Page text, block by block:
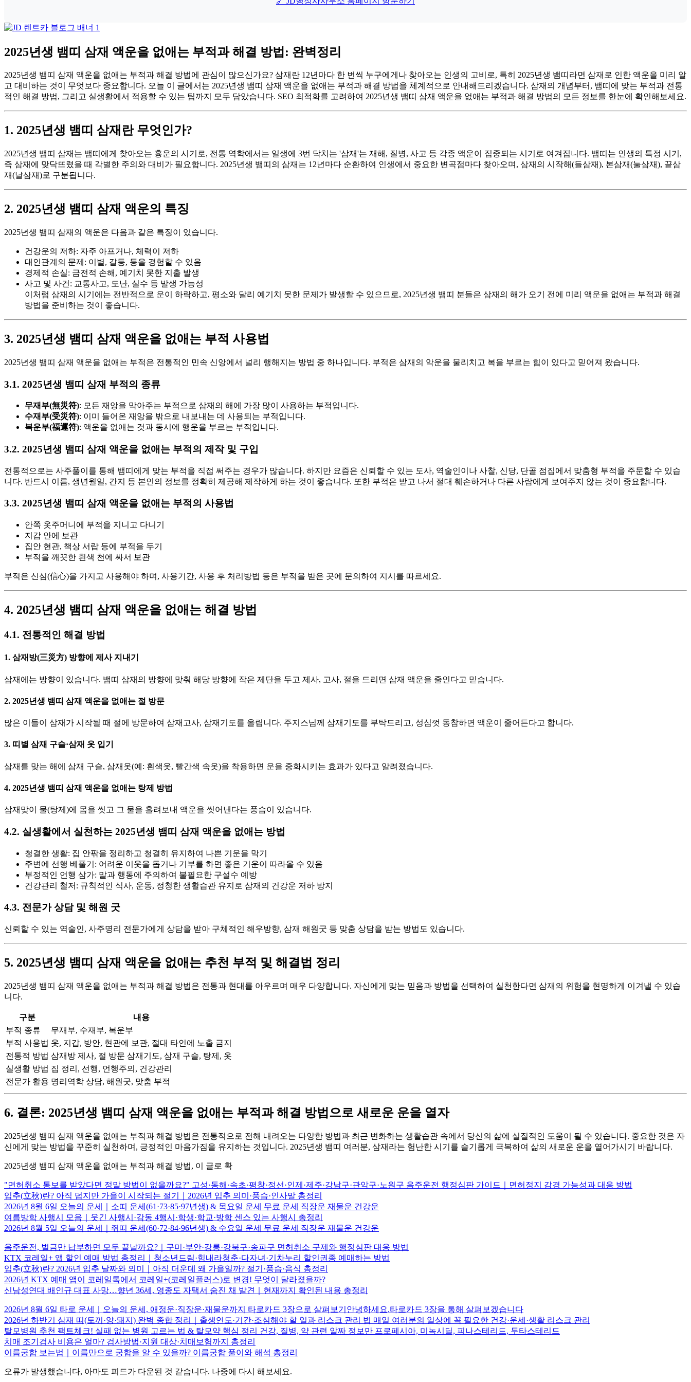
2025년생 뱀띠 삼재 액운을 없애는 부적과 해결 방법: 완벽정리
2025년생 뱀띠 삼재 액운을 없애는 부적과 해결 방법에 관심이 많으신가요? 삼재란 12년마다 한 번씩 누구에게나 찾아오는 인생의 고비로, 특히 2025년생 뱀띠라면 삼재로 인한 액운을 미리 알
고 대비하는 것이 무엇보다 중요합니다. 오늘 이 글에서는 2025년생 뱀띠 삼재 액운을 없애는 부적과 해결 방법을 체계적으로 안내해드리겠습니다. 삼재의 개념부터, 뱀띠에 맞는 부적과 전통
적인 해결 방법, 그리고 실생활에서 적용할 수 있는 팁까지 모두 담았습니다. SEO 최적화를 고려하여 2025년생 뱀띠 삼재 액운을 없애는 부적과 해결 방법의 모든 정보를 한눈에 확인해보세요.
1. 2025년생 뱀띠 삼재란 무엇인가?
2025년생 뱀띠 삼재는 뱀띠에게 찾아오는 흉운의 시기로, 전통 역학에서는 일생에 3번 닥치는 '삼재'는 재해, 질병, 사고 등 각종 액운이 집중되는 시기로 여겨집니다. 뱀띠는 인생의 특정 시기,
즉 삼재에 맞닥뜨렸을 때 각별한 주의와 대비가 필요합니다. 2025년생 뱀띠의 삼재는 12년마다 순환하여 인생에서 중요한 변곡점마다 찾아오며, 삼재의 시작해(들삼재), 본삼재(눌삼재), 끝삼
재(날삼재)로 구분됩니다.
2. 2025년생 뱀띠 삼재 액운의 특징
2025년생 뱀띠 삼재의 액운은 다음과 같은 특징이 있습니다.
건강운의 저하: 자주 아프거나, 체력이 저하
대인관계의 문제: 이별, 갈등, 등을 경험할 수 있음
경제적 손실: 금전적 손해, 예기치 못한 지출 발생
사고 및 사건: 교통사고, 도난, 실수 등 발생 가능성
이처럼 삼재의 시기에는 전반적으로 운이 하락하고, 평소와 달리 예기치 못한 문제가 발생할 수 있으므로, 2025년생 뱀띠 분들은 삼재의 해가 오기 전에 미리 액운을 없애는 부적과 해결
방법을 준비하는 것이 좋습니다.
3. 2025년생 뱀띠 삼재 액운을 없애는 부적 사용법
2025년생 뱀띠 삼재 액운을 없애는 부적은 전통적인 민속 신앙에서 널리 행해지는 방법 중 하나입니다. 부적은 삼재의 악운을 물리치고 복을 부르는 힘이 있다고 믿어져 왔습니다.
3.1. 2025년생 뱀띠 삼재 부적의 종류
무재부(無災符): 모든 재앙을 막아주는 부적으로 삼재의 해에 가장 많이 사용하는 부적입니다.
수재부(受災符): 이미 들어온 재앙을 밖으로 내보내는 데 사용되는 부적입니다.
복운부(福運符): 액운을 없애는 것과 동시에 행운을 부르는 부적입니다.
3.2. 2025년생 뱀띠 삼재 액운을 없애는 부적의 제작 및 구입
전통적으로는 사주풀이를 통해 뱀띠에게 맞는 부적을 직접 써주는 경우가 많습니다. 하지만 요즘은 신뢰할 수 있는 도사, 역술인이나 사찰, 신당, 단골 점집에서 맞춤형 부적을 주문할 수 있습
니다. 반드시 이름, 생년월일, 간지 등 본인의 정보를 정확히 제공해 제작하게 하는 것이 좋습니다. 또한 부적은 받고 나서 절대 훼손하거나 다른 사람에게 보여주지 않는 것이 중요합니다.
3.3. 2025년생 뱀띠 삼재 액운을 없애는 부적의 사용법
안쪽 옷주머니에 부적을 지니고 다니기
지갑 안에 보관
집안 현관, 책상 서랍 등에 부적을 두기
부적을 깨끗한 흰색 천에 싸서 보관
부적은 신심(信心)을 가지고 사용해야 하며, 사용기간, 사용 후 처리방법 등은 부적을 받은 곳에 문의하여 지시를 따르세요.
4. 2025년생 뱀띠 삼재 액운을 없애는 해결 방법
4.1. 전통적인 해결 방법
1. 삼재방(三災方) 방향에 제사 지내기
삼재에는 방향이 있습니다. 뱀띠 삼재의 방향에 맞춰 해당 방향에 작은 제단을 두고 제사, 고사, 절을 드리면 삼재 액운을 줄인다고 믿습니다.
2. 2025년생 뱀띠 삼재 액운을 없애는 절 방문
많은 이들이 삼재가 시작될 때 절에 방문하여 삼재고사, 삼재기도를 올립니다. 주지스님께 삼재기도를 부탁드리고, 성심껏 동참하면 액운이 줄어든다고 합니다.
3. 띠별 삼재 구슬·삼재 옷 입기
삼재를 맞는 해에 삼재 구슬, 삼재옷(예: 흰색옷, 빨간색 속옷)을 착용하면 운을 중화시키는 효과가 있다고 알려졌습니다.
4. 2025년생 뱀띠 삼재 액운을 없애는 탕제 방법
삼재맞이 물(탕제)에 몸을 씻고 그 물을 흘려보내 액운을 씻어낸다는 풍습이 있습니다.
4.2. 실생활에서 실천하는 2025년생 뱀띠 삼재 액운을 없애는 방법
청결한 생활: 집 안팎을 정리하고 청결히 유지하여 나쁜 기운을 막기
주변에 선행 베풀기: 어려운 이웃을 돕거나 기부를 하면 좋은 기운이 따라올 수 있음
부정적인 언행 삼가: 말과 행동에 주의하여 불필요한 구설수 예방
건강관리 철저: 규칙적인 식사, 운동, 정청한 생활습관 유지로 삼재의 건강운 저하 방지
4.3. 전문가 상담 및 해원 굿
신뢰할 수 있는 역술인, 사주명리 전문가에게 상담을 받아 구체적인 해우방향, 삼재 해원굿 등 맞춤 상담을 받는 방법도 있습니다.
5. 2025년생 뱀띠 삼재 액운을 없애는 추천 부적 및 해결법 정리
2025년생 뱀띠 삼재 액운을 없애는 부적과 해결 방법은 전통과 현대를 아우르며 매우 다양합니다. 자신에게 맞는 믿음과 방법을 선택하여 실천한다면 삼재의 위험을 현명하게 이겨낼 수 있습
니다.
구분
내용
부적 종류
무재부, 수재부, 복운부
부적 사용법 옷, 지갑, 방안, 현관에 보관, 절대 타인에 노출 금지
전통적 방법 삼재방 제사, 절 방문 삼재기도, 삼재 구슬, 탕제, 옷
실생활 방법 집 정리, 선행, 언행주의, 건강관리
전문가 활용 명리역학 상담, 해원굿, 맞춤 부적
6. 결론: 2025년생 뱀띠 삼재 액운을 없애는 부적과 해결 방법으로 새로운 운을 열자
2025년생 뱀띠 삼재 액운을 없애는 부적과 해결 방법은 전통적으로 전해 내려오는 다양한 방법과 최근 변화하는 생활습관 속에서 당신의 삶에 실질적인 도움이 될 수 있습니다. 중요한 것은 자
신에게 맞는 방법을 꾸준히 실천하며, 긍정적인 마음가짐을 유지하는 것입니다. 2025년생 뱀띠 여러분, 삼재라는 험난한 시기를 슬기롭게 극복하여 삶의 새로운 운을 열어가시기 바랍니다.
2025년생 뱀띠 삼재 액운을 없애는 부적과 해결 방법, 이 글로 확
"면허취소 통보를 받았다면 정말 방법이 없을까요?" 고성·동해·속초·평창·정선·인제·제주·강남구·관악구·노원구 음주운전 행정심판 가이드｜면허정지 감경 가능성과 대응 방법
입추(立秋)란? 아직 덥지만 가을이 시작되는 절기｜2026년 입추 의미·풍습·인사말 총정리
2026년 8월 6일 오늘의 운세｜소띠 운세(61·73·85·97년생) & 목요일 운세 무료 운세 직장운 재물운 건강운
여름방학 사행시 모음｜웃긴 사행시·감동 4행시·학생·학교·방학 센스 있는 사행시 총정리
2026년 8월 5일 오늘의 운세｜쥐띠 운세(60·72·84·96년생) & 수요일 운세 무료 운세 직장운 재물운 건강운
음주운전, 벌금만 납부하면 모두 끝날까요?｜구미·부안·강릉·강북구·송파구 면허취소 구제와 행정심판 대응 방법
KTX 코레일+ 앱 할인 예매 방법 총정리｜청소년드림·힘내라청춘·다자녀·기차누리 할인권종 예매하는 방법
입추(立秋)란? 2026년 입추 날짜와 의미｜아직 더운데 왜 가을일까? 절기·풍습·음식 총정리
2026년 KTX 예매 앱이 코레일톡에서 코레일+(코레일플러스)로 변경! 무엇이 달라졌을까?
신남성연대 배인규 대표 사망…향년 36세, 영종도 자택서 숨진 채 발견｜현재까지 확인된 내용 총정리
2026년 8월 6일 타로 운세｜오늘의 운세, 애정운·직장운·재물운까지 타로카드 3장으로 살펴보기안녕하세요.타로카드 3장을 통해 살펴보겠습니다
2026년 하반기 삼재 띠(토끼·양·돼지) 완벽 종합 정리｜출생연도·기간·조심해야 할 일과 리스크 관리 법 매일 여러분의 일상에 꼭 필요한 건강·운세·생활 리스크 관리
탈모병원 추천 팩트체크! 실패 없는 병원 고르는 법 & 탈모약 핵심 정리 건강, 질병, 약 관련 알짜 정보만 프로페시아, 미녹시딜, 피나스테리드, 두타스테리드
치매 조기검사 비용은 얼마? 검사방법·지원 대상·치매보험까지 총정리
이름궁합 보는법｜이름만으로 궁합을 알 수 있을까? 이름궁합 풀이와 해석 총정리
오류가 발생했습니다, 아마도 피드가 다운된 것 같습니다. 나중에 다시 해보세요.